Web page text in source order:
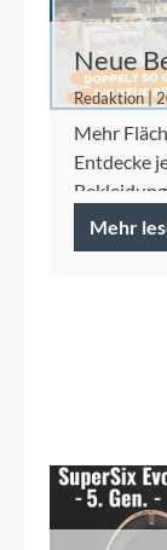
Neue
auf 500
Redaktion |
Mehr
Entdecke
Ortlieb
Mehr